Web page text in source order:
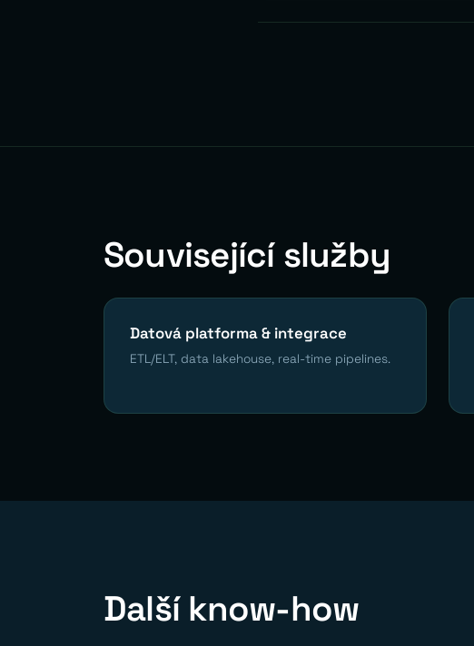
Související služby
Datová platforma & integrace
ETL/ELT, data lakehouse, real-time pipelines.
Další know-how